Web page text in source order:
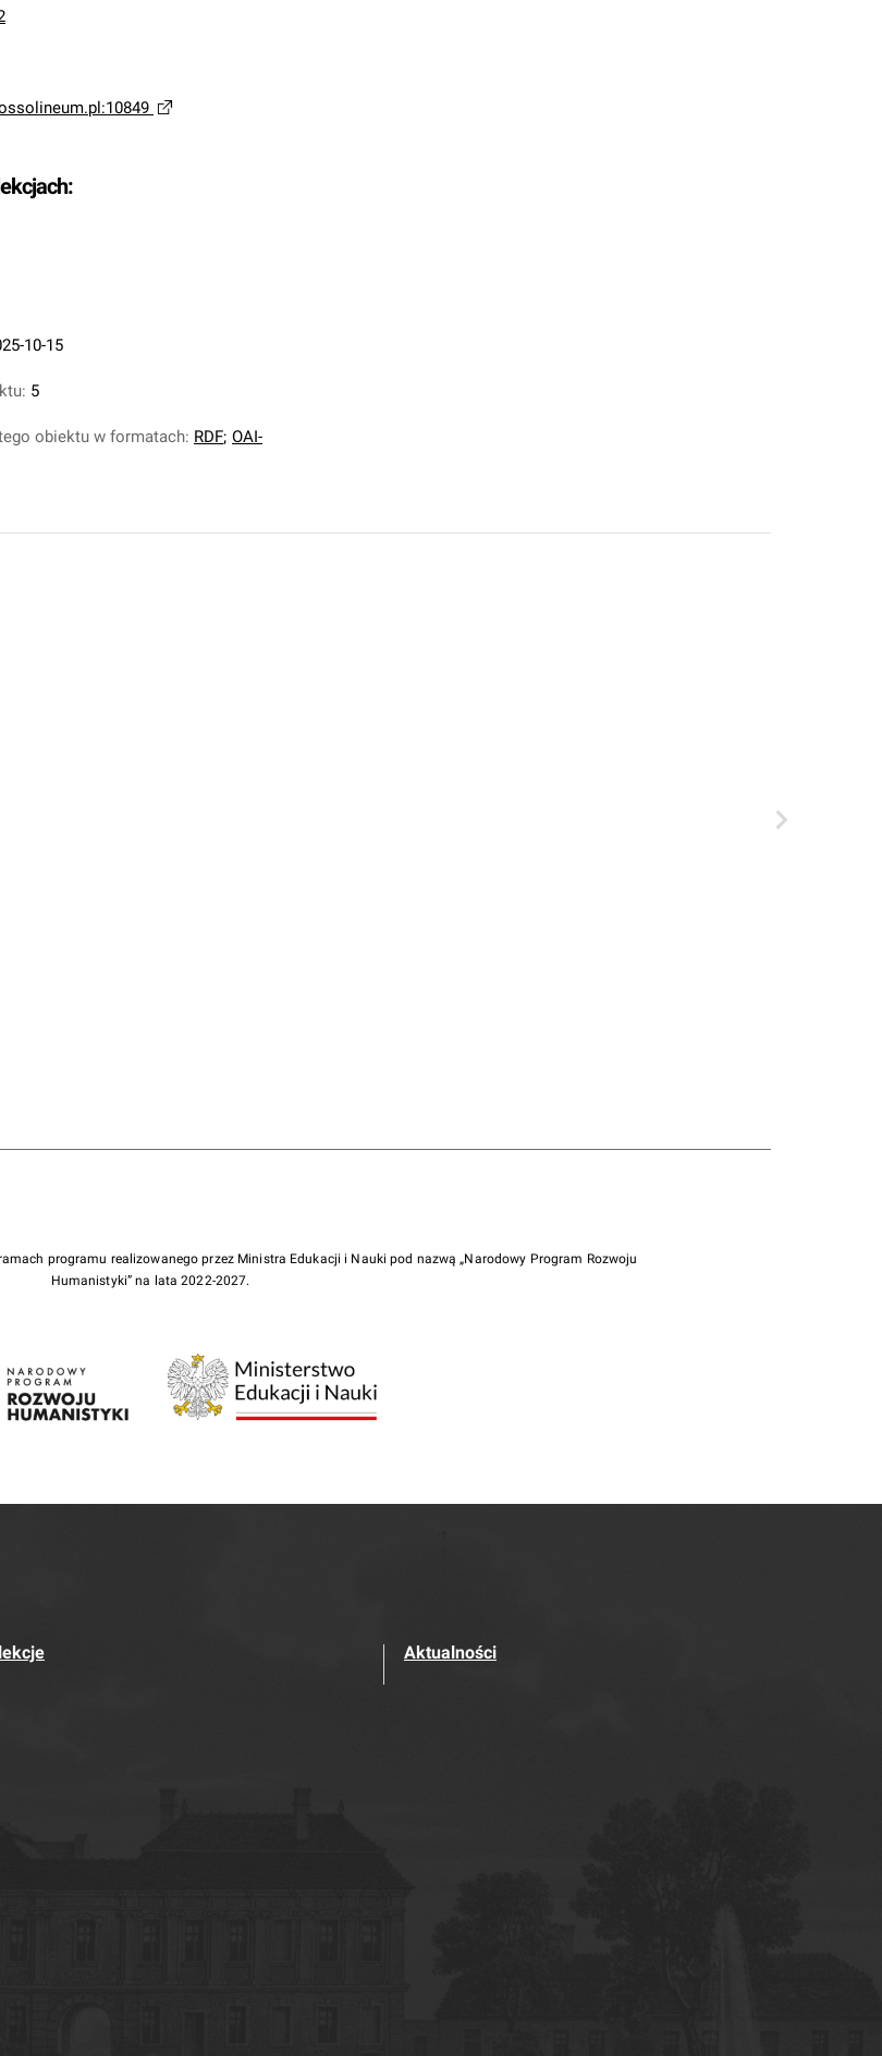
10-15
5
obiektu w formatach: RDF; OAI-
programu realizowanego przez Ministra Edukacji i Nauki pod nazwą „Narodowy Program Rozwoju
Humanistyki” na lata 2022-2027.
Aktualności